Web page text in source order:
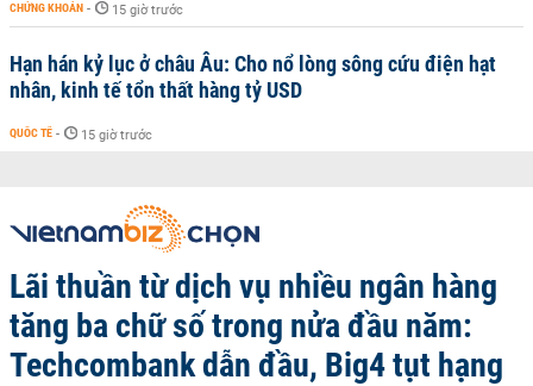
CHỨNG KHOÁN - 15 giờ trước
Hạn hán kỷ lục ở châu Âu: Cho nổ lòng sông cứu điện hạt
nhân, kinh tế tổn thất hàng tỷ USD
QUỐC TẾ - 15 giờ trước
Lãi thuần từ dịch vụ nhiều ngân hàng
tăng ba chữ số trong nửa đầu năm:
Techcombank dẫn đầu, Big4 tụt hạng